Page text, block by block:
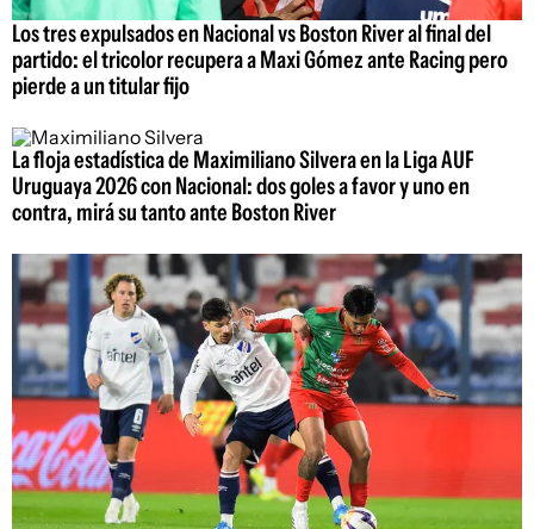
Los tres expulsados en Nacional vs Boston River al final del
partido: el tricolor recupera a Maxi Gómez ante Racing pero
pierde a un titular fijo
La floja estadística de Maximiliano Silvera en la Liga AUF
Uruguaya 2026 con Nacional: dos goles a favor y uno en
contra, mirá su tanto ante Boston River